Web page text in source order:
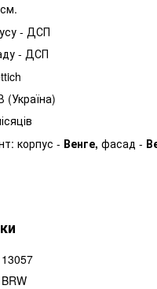
- ДСП
- ДСП
(Україна)
корпус - Венге, фасад -
13057
BRW